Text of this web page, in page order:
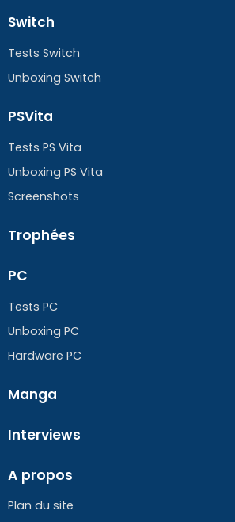
Switch
Tests Switch
Unboxing Switch
PSVita
Tests PS Vita
Unboxing PS Vita
Screenshots
Trophées
PC
Tests PC
Unboxing PC
Hardware PC
Manga
Interviews
A propos
Plan du site